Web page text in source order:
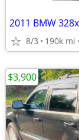
2011 BMW
8/3 190k mi
$3,900